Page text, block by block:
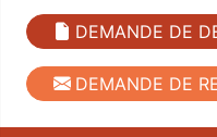
DEMANDE DE
DEMANDE DE